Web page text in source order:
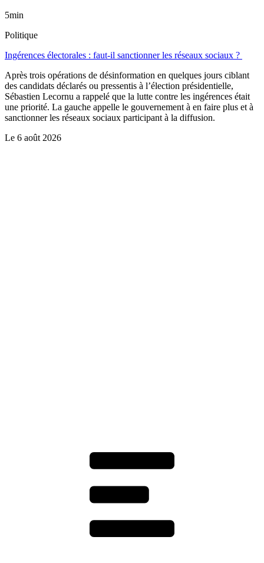
5min
Politique
Ingérences électorales : faut-il sanctionner les réseaux sociaux ?
Après trois opérations de désinformation en quelques jours ciblant
des candidats déclarés ou pressentis à l’élection présidentielle,
Sébastien Lecornu a rappelé que la lutte contre les ingérences était
une priorité. La gauche appelle le gouvernement à en faire plus et à
sanctionner les réseaux sociaux participant à la diffusion.
Le 6 août 2026